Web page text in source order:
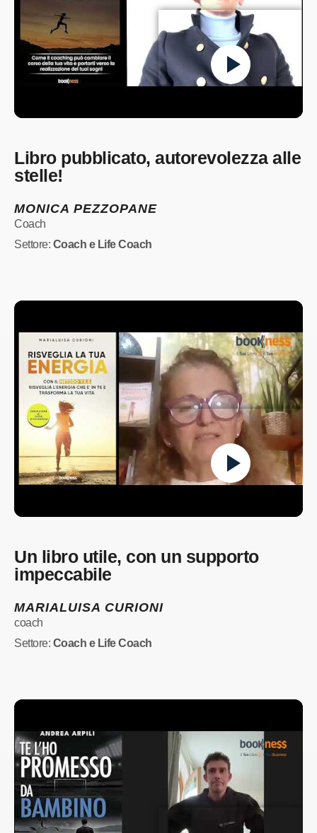
Libro pubblicato, autorevolezza alle
stelle!
MONICA PEZZOPANE
Coach
Settore: Coach e Life Coach
Un libro utile, con un supporto
impeccabile
MARIALUISA CURIONI
coach
Settore: Coach e Life Coach